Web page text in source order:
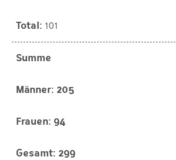
101
Summe
205
94
299